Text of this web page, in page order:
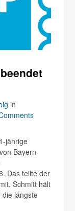
in
jährige
Bayern
Das teilte der
Schmitt hält
die längste